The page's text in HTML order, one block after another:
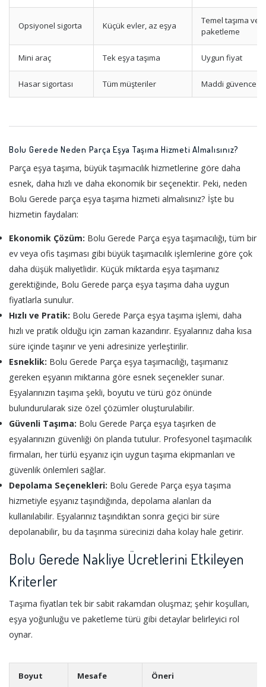
Opsiyonel sigorta Küçük evler, az eşya
Temel taşıma ve
paketleme
Mini araç Tek eşya taşıma Uygun fiyat
Hasar sigortası Tüm müşteriler Maddi güvence
Bolu Gerede Neden Parça Eşya Taşıma Hizmeti Almalısınız?
Parça eşya taşıma, büyük taşımacılık hizmetlerine göre daha
esnek, daha hızlı ve daha ekonomik bir seçenektir. Peki, neden
Bolu Gerede parça eşya taşıma hizmeti almalısınız? İşte bu
hizmetin faydaları:
Ekonomik Çözüm: Bolu Gerede Parça eşya taşımacılığı, tüm bir
ev veya ofis taşıması gibi büyük taşımacılık işlemlerine göre çok
daha düşük maliyetlidir. Küçük miktarda eşya taşımanız
gerektiğinde, Bolu Gerede parça eşya taşıma daha uygun
fiyatlarla sunulur.
Hızlı ve Pratik: Bolu Gerede Parça eşya taşıma işlemi, daha
hızlı ve pratik olduğu için zaman kazandırır. Eşyalarınız daha kısa
süre içinde taşınır ve yeni adresinize yerleştirilir.
Esneklik: Bolu Gerede Parça eşya taşımacılığı, taşımanız
gereken eşyanın miktarına göre esnek seçenekler sunar.
Eşyalarınızın taşıma şekli, boyutu ve türü göz önünde
bulundurularak size özel çözümler oluşturulabilir.
Güvenli Taşıma: Bolu Gerede Parça eşya taşırken de
eşyalarınızın güvenliği ön planda tutulur. Profesyonel taşımacılık
firmaları, her türlü eşyanız için uygun taşıma ekipmanları ve
güvenlik önlemleri sağlar.
Depolama Seçenekleri: Bolu Gerede Parça eşya taşıma
hizmetiyle eşyanız taşındığında, depolama alanları da
kullanılabilir. Eşyalarınız taşındıktan sonra geçici bir süre
depolanabilir, bu da taşınma sürecinizi daha kolay hale getirir.
Bolu Gerede Nakliye Ücretlerini Etkileyen
Kriterler
Taşıma fiyatları tek bir sabit rakamdan oluşmaz; şehir koşulları,
eşya yoğunluğu ve paketleme türü gibi detaylar belirleyici rol
oynar.
Boyut Mesafe Öneri